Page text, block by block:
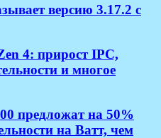
версию 3.17.2 с
4: прирост IPC,
и многое
предложат на 50%
на Ватт, чем